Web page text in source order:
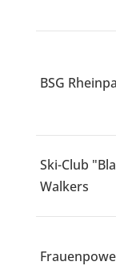
BSG
Ski-Club
Walkers